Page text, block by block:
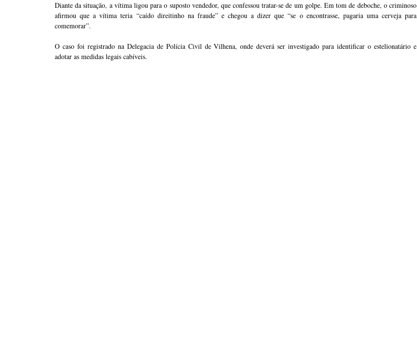
Diante da situação, a vítima ligou para o suposto vendedor, que confessou tratar-se de um golpe. Em tom de deboche, o criminoso
afirmou que a vítima teria “caído direitinho na fraude” e chegou a dizer que “se o encontrasse, pagaria uma cerveja para
comemorar”.
O caso foi registrado na Delegacia de Polícia Civil de Vilhena, onde deverá ser investigado para identificar o estelionatário e
adotar as medidas legais cabíveis.